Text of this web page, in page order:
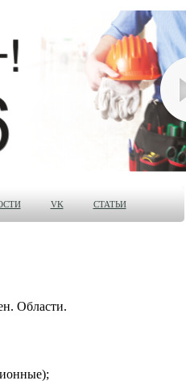
VK СТАТЬИ
Области.